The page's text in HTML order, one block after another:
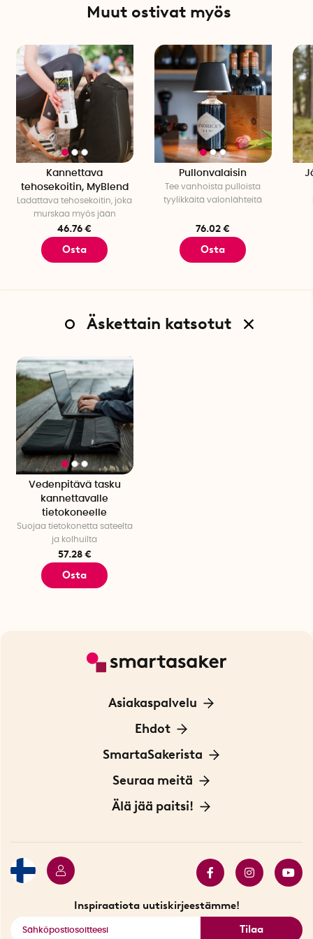
Muut ostivat myös
Kannettava
tehosekoitin, MyBlend
Ladattava tehosekoitin, joka
murskaa myös jään
46.76 €
Osta
Pullonvalaisin
Tee vanhoista pulloista
tyylikkäitä valonlähteitä
76.02 €
Osta
Äskettain katsotut
Vedenpitävä tasku
kannettavalle
tietokoneelle
Suojaa tietokonetta sateelta
ja kolhuilta
57.28 €
Osta
Asiakaspalvelu
Ota yhteyttä
Ehdot
Tietoa evästeistä
Yksityisyydensuoja
Sopimusehdot
SmartaSakerista
Meistä
Myymälä Tukholmassa
Seuraa meitä
Innovaattoriblogi
Älä jää paitsi!
Inspiraatiota uutiskirjeestämme!
Tilaa